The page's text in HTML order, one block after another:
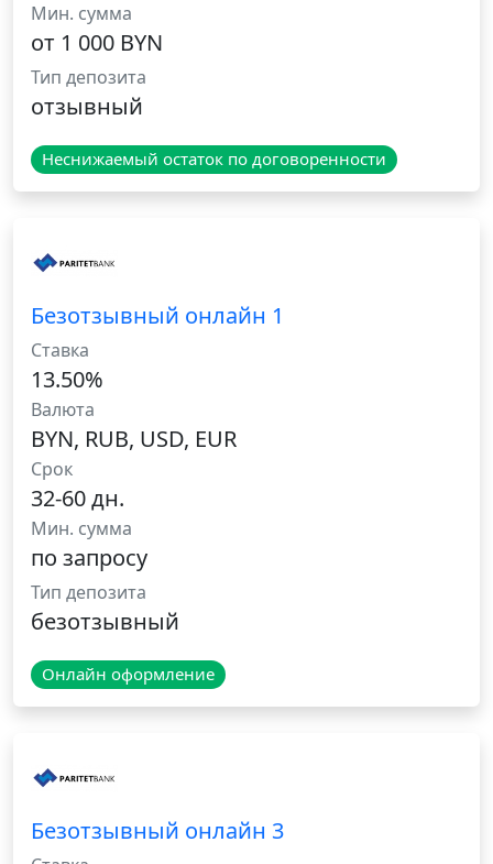
Мин. сумма
от 1 000 BYN
Тип депозита
отзывный
Неснижаемый остаток по договоренности
Безотзывный онлайн 1
Ставка
13.50%
Валюта
BYN, RUB, USD, EUR
Срок
32-60 дн.
Мин. сумма
по запросу
Тип депозита
безотзывный
Онлайн оформление
Безотзывный онлайн 3